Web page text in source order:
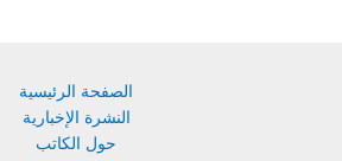
الصفحة الرئيسية
النشرة الإخبارية
حول الكاتب